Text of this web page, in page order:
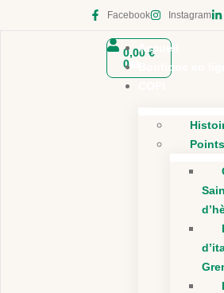
Facebook Instagram
0,00€
0
Accueil
Boutique en